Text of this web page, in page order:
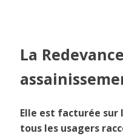
La Redevance
Elle est facturée sur
tous les usagers